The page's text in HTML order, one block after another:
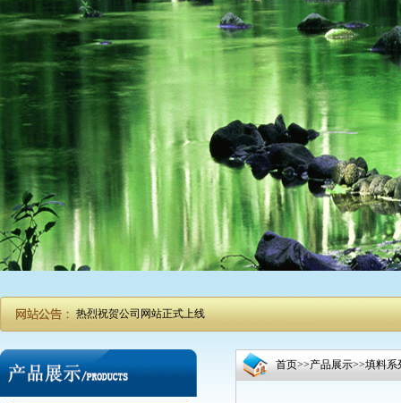
热烈祝贺公司网站正式上线
首页>>产品展示>>填料系